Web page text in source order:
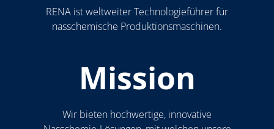
RENA ist weltweiter Technologieführer für
nasschemische Produktionsmaschinen.
Mission
Wir bieten hochwertige, innovative